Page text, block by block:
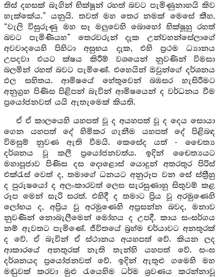
තිස් දහසක් බැගින් භික්ෂූන් රහත් බවට පැමිණුනාහයි කිව
හැක්කේය.” යනුයි. තවත් මහ තෙර නමක් මෙසේ කීහ.
“වැලි විසුරුණු මහ සෑ මලුවෙහි බොහෝ භික්ෂූහු රහත්
බවට පැමිණියහ” තෙරවරුන් දැක උන්වහන්සේලාගේ
අවවාදයෙහි පිහිටා අසුභය දැක, එහි ප්‍රථම ධ්‍යානය
උපදවා එයට ක්ෂය කිරීම් වශයෙන් නුවණින් විමසා
බලමින් රහත් බවට පැමිණේ. එහෙයින් ඔවුන්ගේ දර්ශනය
ඵල සහිතය. ආමිෂයේ හේතුවෙන් බඹසර හැසිරීමට
අනුග්‍රහ පිණිස පිළිපන් බැවින් ආමිෂයෙන් ද වර්ධනය වීම
ප්‍රයෝජනවත් යයි ඇතැමෙක් කියති.
ඒ ඒ කාලයෙහි යහපත් වූ ද අයහපත් වූ ද දෙය සොයා
ගෙන යහපත් දේ හිමිකර ගැනීම යහපත් දේ පිළිබඳ
විමසුම් නුවණ ඇති වීමයි. කෙසේද යත් - චෛත්‍ය
දර්ශනය වූ කලී ප්‍රයෝජනවත්ය. ඉදින් චෛත්‍යයට
මහාපූජාව පිණිස දස දොළොස් යොදුන් අතරතුර පිරිස්
එක්රැස් වෙත් ද, තමාගේ ධනයට අනුරූප වන සේ ස්ත්‍රීහු
ද පුරුෂයෝ ද අලංකාරවත් ලෙස සැරසුණාහු සිතුවම් කළ
රූප මෙන් සැරි සරත්. එහිදී ද තමාට ප්‍රිය වූ අරමුණෙහි
ලෝභය ද, අප්‍රිය වූ අරමුණෙහි අප්‍රසන්න බවද, මනාව
නුවණින් නොබැලීමෙන් මෝහය ද උපදී. කාය සංසර්ගය
නම් ඇවතට පැමිණේ. ජීවිතයේ බ්‍රහ්ම චර්යාවට අනතුරක්
ද වේ. ඒ බැවින් ඒ ස්ථානය අයහපත් වේ. කියන ලද
ආකාරයේ අනතුරක් නැති තැන්හි යහපත් වේ. සංඝ
දර්ශනයද ප්‍රයෝජනවත් වේ. ඉදින් ඇතුළු ගමෙහි මහ
මඬුවක් කරවා මුළු රැයෙහිම ධර්ම ශ්‍රවණය කරන්නාවූ